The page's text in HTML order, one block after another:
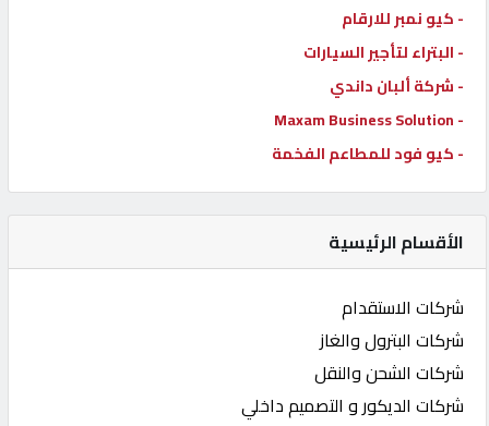
- كيو نمبر للارقام
- البتراء لتأجير السيارات
- شركة ألبان داندي
- Maxam Business Solution
- كيو فود للمطاعم الفخمة
الأقسام الرئيسية
شركات الاستقدام
شركات البترول والغاز
شركات الشحن والنقل
شركات الديكور و التصميم داخلي